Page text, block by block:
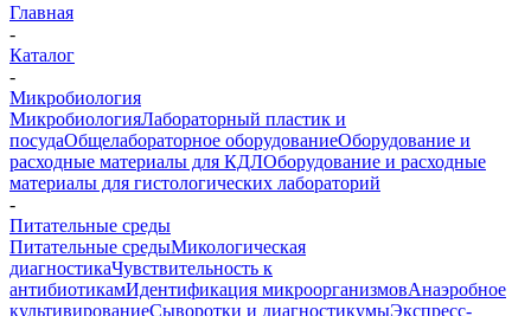
Главная
-
Каталог
-
Микробиология
МикробиологияЛабораторный пластик и
посудаОбщелабораторное оборудованиеОборудование и
расходные материалы для КДЛОборудование и расходные
материалы для гистологических лабораторий
-
Питательные среды
Питательные средыМикологическая
диагностикаЧувствительность к
антибиотикамИдентификация микроорганизмовАнаэробное
культивированиеСыворотки и диагностикумыЭкспресс-